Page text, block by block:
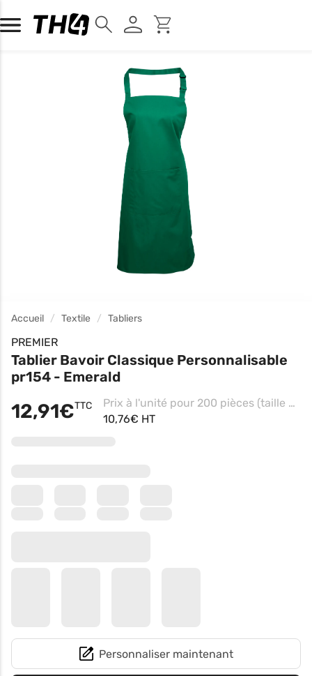
Accueil Textile Tabliers
PREMIER
Tablier Bavoir Classique Personnalisable
pr154 - Emerald
12,91€TTC
Prix à l'unité pour 200 pièces (taille unique - Pink, Impression coeur)
10,76€ HT
Personnaliser maintenant